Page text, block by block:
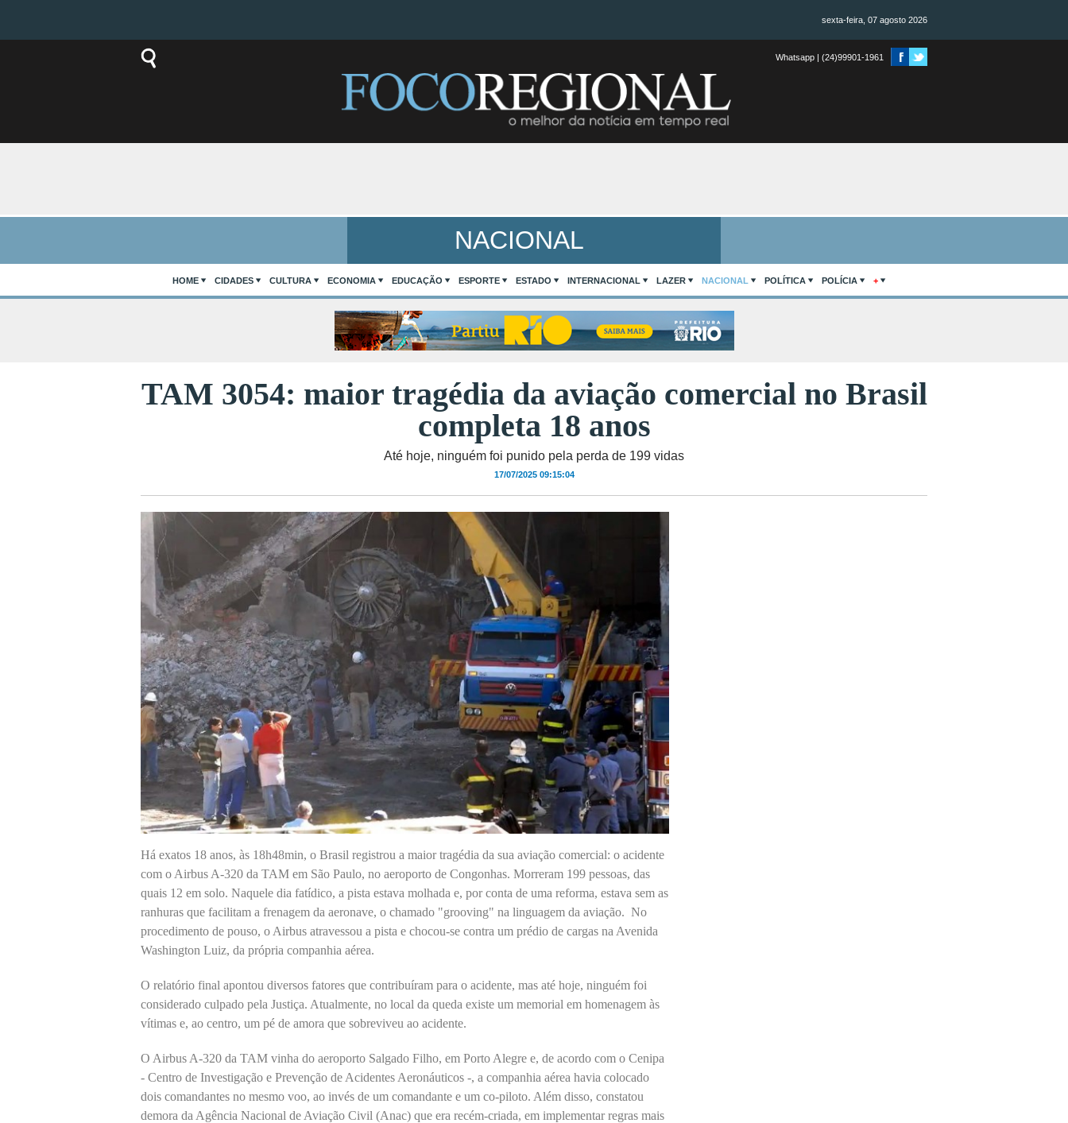
sexta-feira, 07 agosto 2026
Whatsapp | (24)99901-1961
NACIONAL
HOME CIDADES CULTURA ECONOMIA EDUCAÇÃO ESPORTE ESTADO INTERNACIONAL LAZER NACIONAL POLÍTICA POLÍCIA +
TAM 3054: maior tragédia da aviação comercial no Brasil
completa 18 anos
Até hoje, ninguém foi punido pela perda de 199 vidas
17/07/2025 09:15:04
Há exatos 18 anos, às 18h48min, o Brasil registrou a maior tragédia da sua aviação comercial: o acidente
com o Airbus A-320 da TAM em São Paulo, no aeroporto de Congonhas. Morreram 199 pessoas, das
quais 12 em solo. Naquele dia fatídico, a pista estava molhada e, por conta de uma reforma, estava sem as
ranhuras que facilitam a frenagem da aeronave, o chamado "grooving" na linguagem da aviação. No
procedimento de pouso, o Airbus atravessou a pista e chocou-se contra um prédio de cargas na Avenida
Washington Luiz, da própria companhia aérea.
O relatório final apontou diversos fatores que contribuíram para o acidente, mas até hoje, ninguém foi
considerado culpado pela Justiça. Atualmente, no local da queda existe um memorial em homenagem às
vítimas e, ao centro, um pé de amora que sobreviveu ao acidente.
O Airbus A-320 da TAM vinha do aeroporto Salgado Filho, em Porto Alegre e, de acordo com o Cenipa
- Centro de Investigação e Prevenção de Acidentes Aeronáuticos -, a companhia aérea havia colocado
dois comandantes no mesmo voo, ao invés de um comandante e um co-piloto. Além disso, constatou
demora da Agência Nacional de Aviação Civil (Anac) que era recém-criada, em implementar regras mais